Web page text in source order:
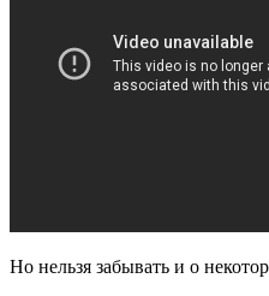
Но нельзя забывать и о